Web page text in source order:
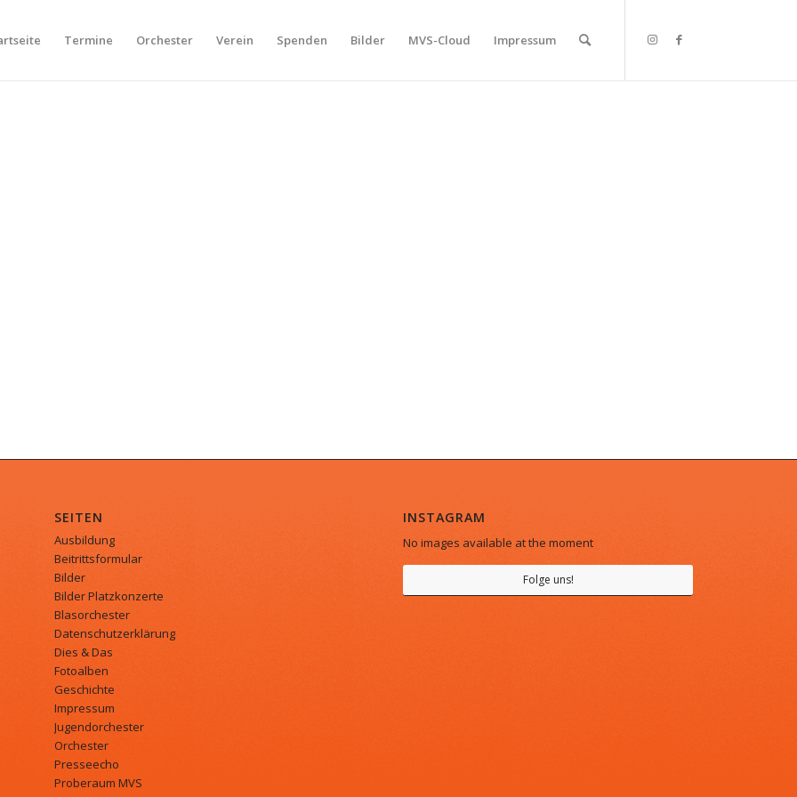
Termine Orchester Verein Spenden Bilder MVS-Cloud Impressum
SEITEN
Ausbildung
Beitrittsformular
Bilder
Bilder Platzkonzerte
Blasorchester
Datenschutzerklärung
Dies & Das
Fotoalben
Geschichte
Impressum
Jugendorchester
Orchester
Presseecho
Proberaum MVS
INSTAGRAM
No images available at the moment
Folge uns!